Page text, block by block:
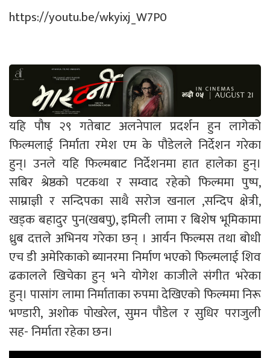
https://youtu.be/wkyixj_W7P0
यहि पौष २९ गतेबाट अलनेपाल प्रदर्शन हुन लागेको
फिल्मलाई निर्माता रमेश एम के पौडेलले निर्देशन गरेका
हुन्। उनले यहि फिल्मबाट निर्देशनमा हात हालेका हुन्।
सबिर श्रेष्ठको पटकथा र सम्वाद रहेको फिल्ममा पुष्प,
साम्राज्ञी र सन्दिपका साथै सरोज खनाल ,सन्दिप क्षेत्री,
खड्क बहादुर पुन(खबपु), इमिली लामा र बिशेष भूमिकामा
ध्रुब दत्तले अभिनय गरेका छन् । आर्यन फिल्मस तथा बोधी
एच डी अमेरिकाको ब्यानरमा निर्माण भएको फिल्मलाई शिव
ढकालले खिचेका हुन् भने योगेश काजीले संगीत भरेका
हुन्। पासांग लामा निर्माताका रुपमा देखिएको फिल्ममा निरू
भण्डारी, अशोक पोखरेल, सुमन पौडेल र सुधिर पराजुली
सह- निर्माता रहेका छन।